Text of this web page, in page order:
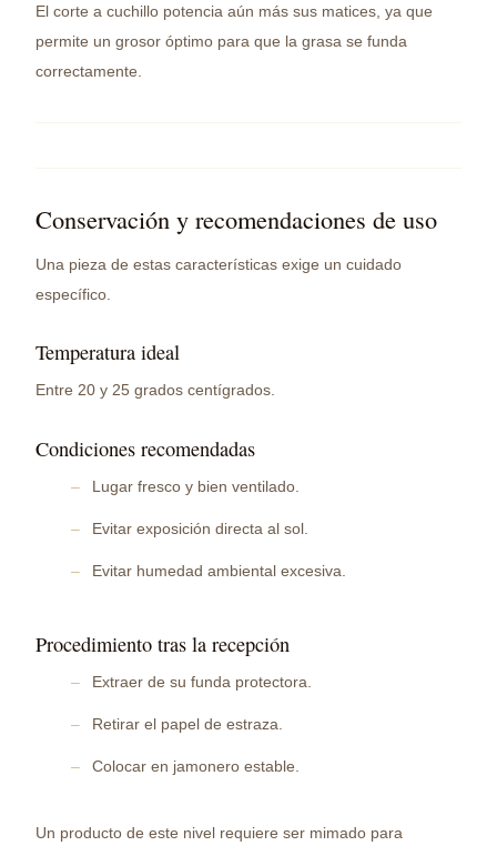
El corte a cuchillo potencia aún más sus matices, ya que
permite un grosor óptimo para que la grasa se funda
correctamente.
Conservación y recomendaciones de uso
Una pieza de estas características exige un cuidado
específico.
Temperatura ideal
Entre 20 y 25 grados centígrados.
Condiciones recomendadas
Lugar fresco y bien ventilado.
Evitar exposición directa al sol.
Evitar humedad ambiental excesiva.
Procedimiento tras la recepción
Extraer de su funda protectora.
Retirar el papel de estraza.
Colocar en jamonero estable.
Un producto de este nivel requiere ser mimado para